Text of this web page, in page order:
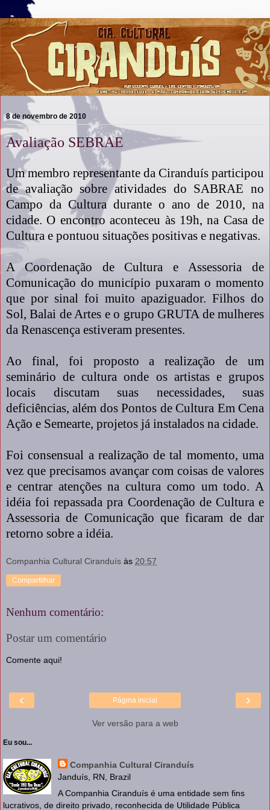
8 de novembro de 2010
Avaliação SEBRAE
Um membro representante da Ciranduís participou
de avaliação sobre atividades do SABRAE no
Campo da Cultura durante o ano de 2010, na
cidade. O encontro aconteceu às 19h, na Casa de
Cultura e pontuou situações positivas e negativas.
A Coordenação de Cultura e Assessoria de
Comunicação do município puxaram o momento
que por sinal foi muito apaziguador. Filhos do
Sol, Balai de Artes e o grupo GRUTA de mulheres
da Renascença estiveram presentes.
Ao final, foi proposto a realização de um
seminário de cultura onde os artistas e grupos
locais discutam suas necessidades, suas
deficiências, além dos Pontos de Cultura Em Cena
Ação e Semearte, projetos já instalados na cidade.
Foi consensual a realização de tal momento, uma
vez que precisamos avançar com coisas de valores
e centrar atenções na cultura como um todo. A
idéia foi repassada pra Coordenação de Cultura e
Assessoria de Comunicação que ficaram de dar
retorno sobre a idéia.
Companhia Cultural Ciranduís às 20:57
Compartilhar
Nenhum comentário:
Postar um comentário
Comente aqui!
‹ ›
Página inicial
Ver versão para a web
Eu sou...
Companhia Cultural Ciranduís
Janduís, RN, Brazil
A Companhia Ciranduís é uma entidade sem fins
lucrativos, de direito privado, reconhecida de Utilidade Pública